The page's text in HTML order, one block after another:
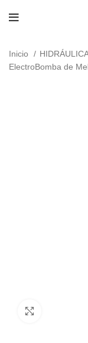
Inicio
ElectroBomba de